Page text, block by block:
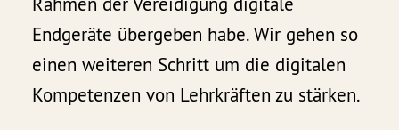
Endgeräte übergeben habe. Wir gehen so
einen weiteren Schritt um die digitalen
Kompetenzen von Lehrkräften zu stärken.